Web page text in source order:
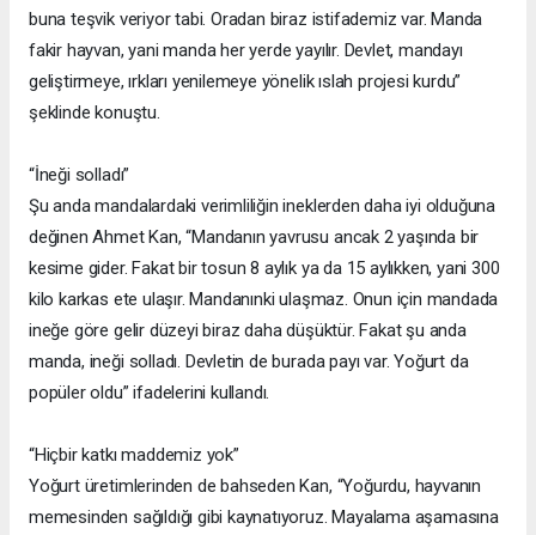
buna teşvik veriyor tabi. Oradan biraz istifademiz var. Manda
fakir hayvan, yani manda her yerde yayılır. Devlet, mandayı
geliştirmeye, ırkları yenilemeye yönelik ıslah projesi kurdu”
şeklinde konuştu.
“İneği solladı”
Şu anda mandalardaki verimliliğin ineklerden daha iyi olduğuna
değinen Ahmet Kan, “Mandanın yavrusu ancak 2 yaşında bir
kesime gider. Fakat bir tosun 8 aylık ya da 15 aylıkken, yani 300
kilo karkas ete ulaşır. Mandanınki ulaşmaz. Onun için mandada
ineğe göre gelir düzeyi biraz daha düşüktür. Fakat şu anda
manda, ineği solladı. Devletin de burada payı var. Yoğurt da
popüler oldu” ifadelerini kullandı.
“Hiçbir katkı maddemiz yok”
Yoğurt üretimlerinden de bahseden Kan, “Yoğurdu, hayvanın
memesinden sağıldığı gibi kaynatıyoruz. Mayalama aşamasına